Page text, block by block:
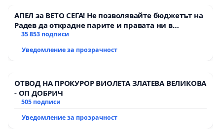
АПЕЛ за ВЕТО СЕГА! Не позволявайте бюджетът на
Радев да открадне парите и правата ни в
тъмното
35 853 подписи
Уведомление за прозрачност
ОТВОД НА ПРОКУРОР ВИОЛЕТА ЗЛАТЕВА ВЕЛИКОВА
- ОП ДОБРИЧ
505 подписи
Уведомление за прозрачност